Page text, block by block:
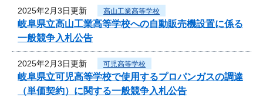
2025年2月3日更新 高山工業高等学校
岐阜県立高山工業高等学校への自動販売機設置に係る
一般競争入札公告
2025年2月3日更新 可児高等学校
岐阜県立可児高等学校で使用するプロパンガスの調達
（単価契約）に関する一般競争入札公告